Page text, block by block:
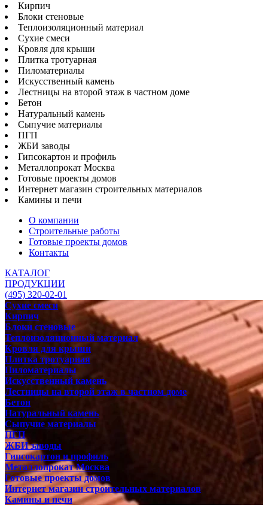
Кирпич
Блоки стеновые
Теплоизоляционный материал
Сухие смеси
Кровля для крыши
Плитка тротуарная
Пиломатериалы
Искусственный камень
Лестницы на второй этаж в частном доме
Бетон
Натуральный камень
Сыпучие материалы
ПГП
ЖБИ заводы
Гипсокартон и профиль
Металлопрокат Москва
Готовые проекты домов
Интернет магазин строительных материалов
Камины и печи
О компании
Строительные работы
Готовые проекты домов
Контакты
КАТАЛОГ
ПРОДУКЦИИ
(495) 320-02-01
Сухие смеси
Кирпич
Блоки стеновые
Теплоизоляционный материал
Кровля для крыши
Плитка тротуарная
Пиломатериалы
Искусственный камень
Лестницы на второй этаж в частном доме
Бетон
Натуральный камень
Сыпучие материалы
ПГП
ЖБИ заводы
Гипсокартон и профиль
Металлопрокат Москва
Готовые проекты домов
Интернет магазин строительных материалов
Камины и печи